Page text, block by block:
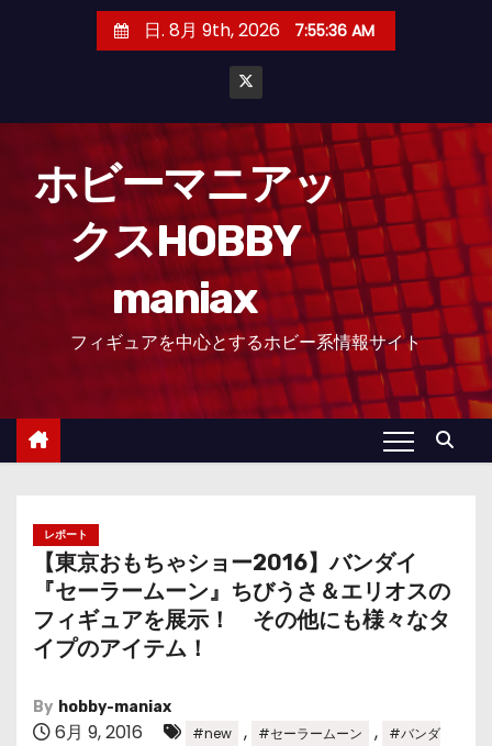
日. 8月 9th, 2026 7:55:37 AM
ホビーマニアッ
クスHOBBY
maniax
フィギュアを中心とするホビー系情報サイト
レポート
【東京おもちゃショー2016】バンダイ
『セーラームーン』ちびうさ＆エリオスの
フィギュアを展示！ その他にも様々なタ
イプのアイテム！
By hobby-maniax
6月 9, 2016 #new , #セーラームーン ,
#バンダ